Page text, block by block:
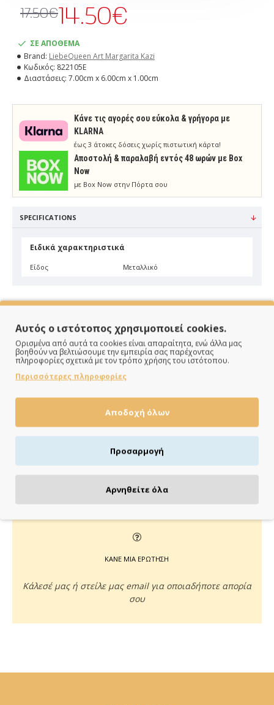
ΣΕ ΑΠΟΘΕΜΑ
Brand: LiebeQueen Art Margarita Kazi
Κωδικός: 822105E
Διαστάσεις: 7.00cm x 6.00cm x 1.00cm
14.50€
17.50€
Κάνε τις αγορές σου εύκολα & γρήγορα με
KLARNA
έως 3 άτοκες δόσεις χωρίς πιστωτική κάρτα!
Aποστολή & παραλαβή εντός 48 ωρών με Box
Now
με Box Now στην Πόρτα σου
SPECIFICATIONS
Ειδικά χαρακτηριστικά
Είδος Μεταλλικό
ΠΑΡΑΔΙΔΟΥΜΕ ΓΡΗΓΟΡΑ
ΠΛΗΡΩΝΕΙΣ ΟΠΩΣ ΘΕΣ
Πιστωτική/χρεωστική κάρτα, αντικαταβολή ή κατάθεση
ΚΑΝΕ ΜΙΑ ΕΡΩΤΗΣΗ
Κάλεσέ μας ή στείλε μας email για οποιαδήποτε απορία
σου
Αυτός ο ιστότοπος χρησιμοποιεί cookies.
Ορισμένα από αυτά τα cookies είναι απαραίτητα, ενώ άλλα μας
βοηθούν να βελτιώσουμε την εμπειρία σας παρέχοντας
πληροφορίες σχετικά με τον τρόπο χρήσης του ιστότοπου.
Περισσότερες πληροφορίες
Αποδοχή όλων
Προσαρμογή
Αρνηθείτε όλα